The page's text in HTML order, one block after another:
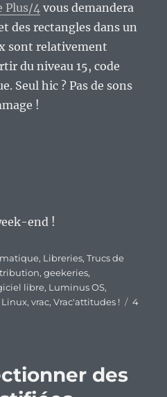
Plus/4 vous demandera
des rectangles dans un
sont relativement
du niveau 15, code
Seul hic ? Pas de sons
!
end !
, Libreries,Trucs de
,geekeries,
libre, Luminus OS,
Linux,vrac,Vrac'attitudes !
4
des